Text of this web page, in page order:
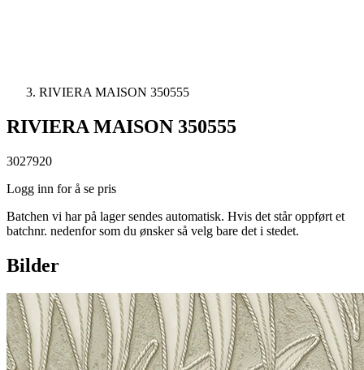
RIVIERA MAISON 350555
RIVIERA MAISON 350555
3027920
Logg inn for å se pris
Batchen vi har på lager sendes automatisk. Hvis det står oppført et
batchnr. nedenfor som du ønsker så velg bare det i stedet.
Bilder